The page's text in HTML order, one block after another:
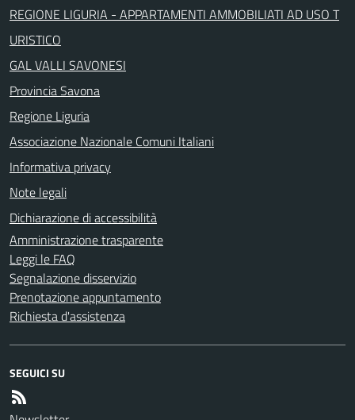
REGIONE LIGURIA - APPARTAMENTI AMMOBILIATI AD USO T
URISTICO
GAL VALLI SAVONESI
Provincia Savona
Regione Liguria
Associazione Nazionale Comuni Italiani
Informativa privacy
Note legali
Dichiarazione di accessibilità
Amministrazione trasparente
Leggi le FAQ
Segnalazione disservizio
Prenotazione appuntamento
Richiesta d'assistenza
SEGUICI SU